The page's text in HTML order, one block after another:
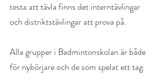
testa att tävla finns det interntävlingar
och distriktstävlingar att prova på.
Alla grupper i Badmintonskolan är både
för nybörjare och de som spelat ett tag.